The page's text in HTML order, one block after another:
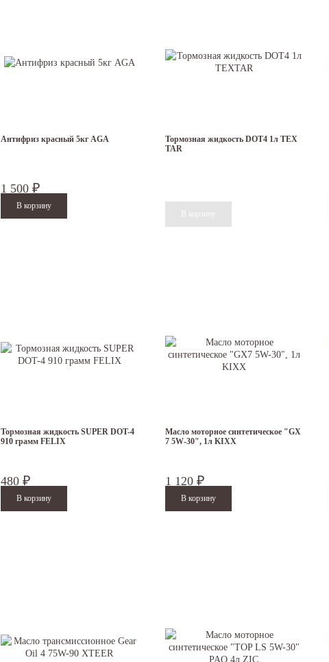
Антифриз красный 5кг AGA
1 500 ₽
Тормозная жидкость DOT4 1л TEX
TAR
Тормозная жидкость SUPER DOT-4
910 грамм FELIX
480 ₽
Масло моторное синтетическое "GX
7 5W-30", 1л KIXX
1 120 ₽